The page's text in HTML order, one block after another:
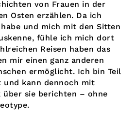
von Frauen in der
Osten erzählen. Da ich
und mich mit den Sitten
fühle ich mich dort
Reisen haben das
mir einen ganz anderen
ermöglicht. Ich bin Teil
und kann dennoch mit
sie berichten – ohne